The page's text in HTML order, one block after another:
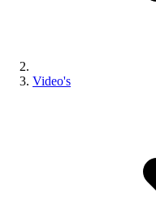
Video's